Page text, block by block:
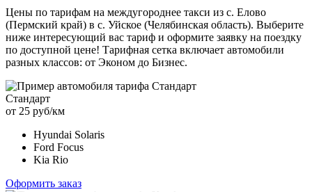
Цены по тарифам на междугороднее такси из с. Елово
(Пермский край) в с. Уйское (Челябинская область). Выберите
ниже интересующий вас тариф и оформите заявку на поездку
по доступной цене! Тарифная сетка включает автомобили
разных классов: от Эконом до Бизнес.
Стандарт
от 25 руб/км
Hyundai Solaris
Ford Focus
Kia Rio
Оформить заказ